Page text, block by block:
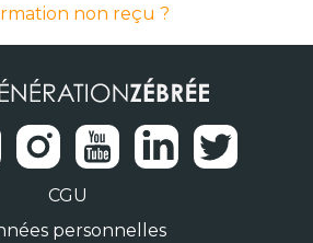
non reçu ?
CGU
personnelles